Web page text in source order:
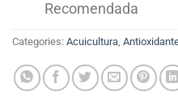
Recomendada
Categories: Acuicultura